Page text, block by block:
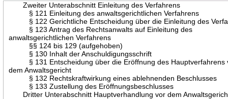
Zweiter Unterabschnitt Einleitung des Verfahrens
§ 121 Einleitung des anwaltsgerichtlichen Verfahrens
§ 122 Gerichtliche Entscheidung über die Einleitung des
§ 123 Antrag des Rechtsanwalts auf Einleitung des
anwaltsgerichtlichen Verfahrens
§§ 124 bis 129 (aufgehoben)
§ 130 Inhalt der Anschuldigungsschrift
§ 131 Entscheidung über die Eröffnung des Hauptverfahrens
dem Anwaltsgericht
§ 132 Rechtskraftwirkung eines ablehnenden Beschlusses
§ 133 Zustellung des Eröffnungsbeschlusses
Dritter Unterabschnitt Hauptverhandlung vor dem